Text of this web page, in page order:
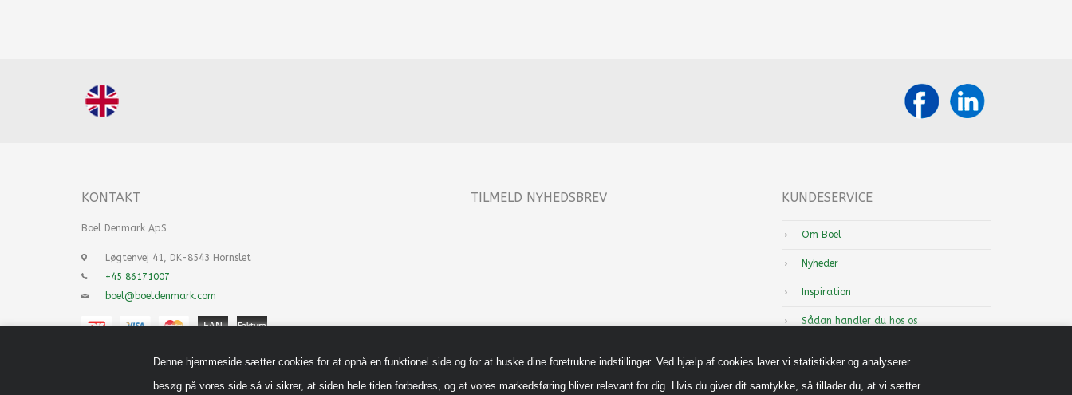
Denne hjemmeside sætter cookies for at opnå en funktionel side og for at huske dine foretrukne indstillinger. Ved hjælp af cookies laver vi statistikker og analyserer
besøg på vores side så vi sikrer, at siden hele tiden forbedres, og at vores markedsføring bliver relevant for dig. Hvis du giver dit samtykke, så tillader du, at vi sætter
KONTAKT
Boel Denmark ApS
Løgtenvej 41, DK-8543 Hornslet
+45 86171007
boel@boeldenmark.com
TILMELD NYHEDSBREV KUNDESERVICE
Om Boel
Nyheder
Inspiration
Sådan handler du hos os
Cookiepolitik